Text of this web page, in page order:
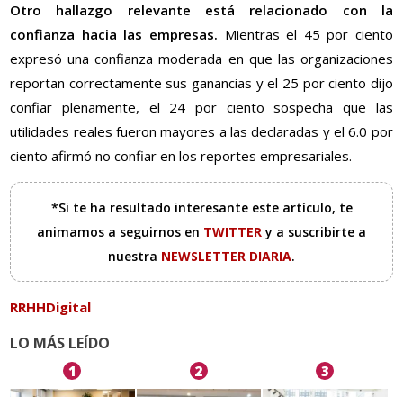
Otro hallazgo relevante está relacionado con la
confianza hacia las empresas. Mientras el 45 por ciento
expresó una confianza moderada en que las organizaciones
reportan correctamente sus ganancias y el 25 por ciento dijo
confiar plenamente, el 24 por ciento sospecha que las
utilidades reales fueron mayores a las declaradas y el 6.0 por
ciento afirmó no confiar en los reportes empresariales.
*Si te ha resultado interesante este artículo, te
animamos a seguirnos en TWITTERy a suscribirte a
nuestra NEWSLETTER DIARIA.
RRHHDigital
LO MÁS LEÍDO
1 2 3